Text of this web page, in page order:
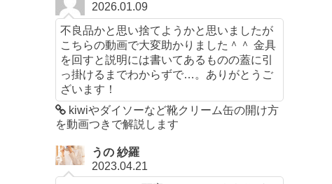
2026.01.09
不良品かと思い捨てようかと思いましたが
こちらの動画で大変助かりました＾＾ 金具
を回すと説明には書いてあるものの蓋に引
っ掛けるまでわからずで…。ありがとうご
ざいます！
kiwiやダイソーなど靴クリーム缶の開け方
を動画つきで解説します
うの 紗羅
2023.04.21